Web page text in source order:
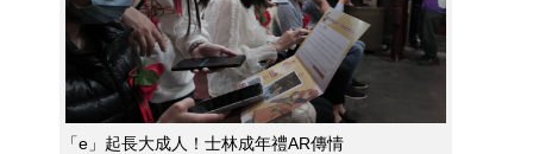
「e」起長大成人！士林成年禮AR傳情